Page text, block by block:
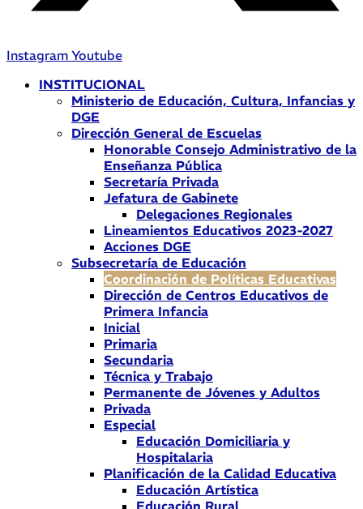
Instagram Youtube
INSTITUCIONAL
Ministerio de Educación, Cultura, Infancias y
DGE
Dirección General de Escuelas
Honorable Consejo Administrativo de la
Enseñanza Pública
Secretaría Privada
Jefatura de Gabinete
Delegaciones Regionales
Lineamientos Educativos 2023-2027
Acciones DGE
Subsecretaría de Educación
Coordinación de Políticas Educativas
Dirección de Centros Educativos de
Primera Infancia
Inicial
Primaria
Secundaria
Técnica y Trabajo
Permanente de Jóvenes y Adultos
Privada
Especial
Educación Domiciliaria y
Hospitalaria
Planificación de la Calidad Educativa
Educación Artística
Educación Rural